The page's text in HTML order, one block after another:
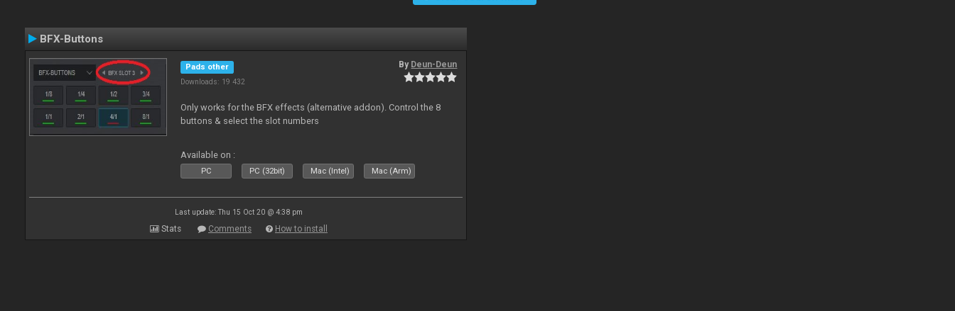
BFX-Buttons
Pads other
Downloads: 19 432
By Deun-Deun
Only works for the BFX effects (alternative addon). Control the 8
buttons & select the slot numbers
Available on :
PC PC (32bit) Mac (Intel) Mac (Arm)
Last update: Thu 15 Oct 20 @ 4:38 pm
Stats Comments How to install